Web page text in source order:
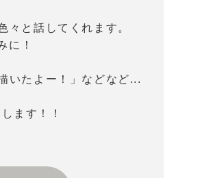
々と話してくれます。
に！
いたよー！」などなど...
ます！！